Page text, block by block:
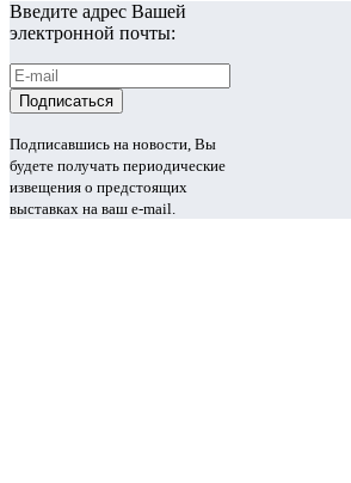
Введите адрес Вашей
электронной почты:
Подписавшись на новости, Вы
будете получать периодические
извещения о предстоящих
выставках на ваш e-mail.